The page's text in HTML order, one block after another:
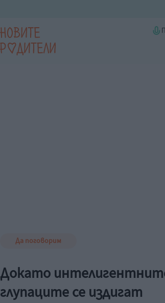
Да поговорим
Докато
глупаците се издигат